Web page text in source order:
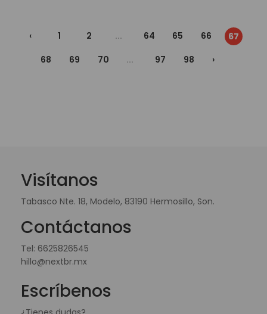
‹ 1 2 ... 64 65 66
67
68
69 70 ... 97 98 ›
Visítanos
Tabasco Nte. 18, Modelo, 83190 Hermosillo, Son.
Contáctanos
Tel: 6625826545
hillo@nextbr.mx
Escríbenos